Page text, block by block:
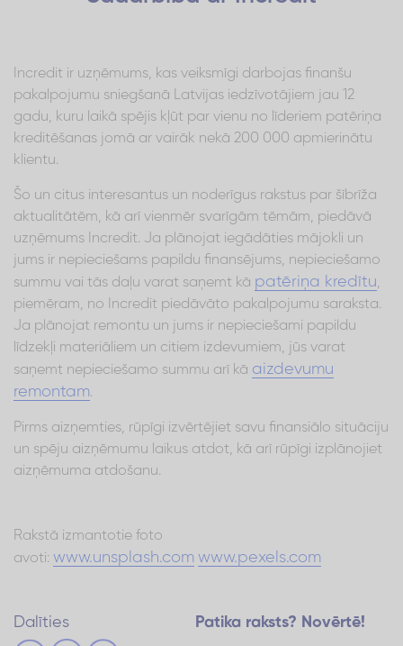
Incredit ir uzņēmums, kas veiksmīgi darbojas finanšu
pakalpojumu sniegšanā Latvijas iedzīvotājiem jau 12
gadu, kuru laikā spējis kļūt par vienu no līderiem patēriņa
kreditēšanas jomā ar vairāk nekā 200 000 apmierinātu
klientu.
Šo un citus interesantus un noderīgus rakstus par šībrīža
aktualitātēm, kā arī vienmēr svarīgām tēmām, piedāvā
uzņēmums Incredit. Ja plānojat iegādāties mājokli un
jums ir nepieciešams papildu finansējums, nepieciešamo
summu vai tās daļu varat saņemt kā patēriņa kredītu,
piemēram, no Incredit piedāvāto pakalpojumu saraksta.
Ja plānojat remontu un jums ir nepieciešami papildu
līdzekļi materiāliem un citiem izdevumiem, jūs varat
saņemt nepieciešamo summu arī kā aizdevumu
remontam.
Pirms aizņemties, rūpīgi izvērtējiet savu finansiālo situāciju
un spēju aizņēmumu laikus atdot, kā arī rūpīgi izplānojiet
aizņēmuma atdošanu.
Rakstā izmantotie foto
avoti: www.unsplash.com www.pexels.com
Dalīties Patika raksts? Novērtē!